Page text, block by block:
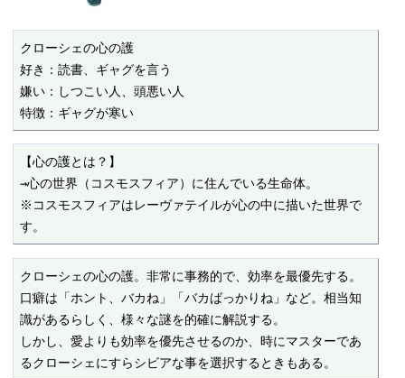
クローシェの心の護
好き：読書、ギャグを言う
嫌い：しつこい人、頭悪い人
特徴：ギャグが寒い
【心の護とは？】
→心の世界（コスモスフィア）に住んでいる生命体。
※コスモスフィアはレーヴァテイルが心の中に描いた世界で
す。
クローシェの心の護。非常に事務的で、効率を最優先する。
口癖は「ホント、バカね」「バカばっかりね」など。相当知
識があるらしく、様々な謎を的確に解説する。
しかし、愛よりも効率を優先させるのか、時にマスターであ
るクローシェにすらシビアな事を選択するときもある。